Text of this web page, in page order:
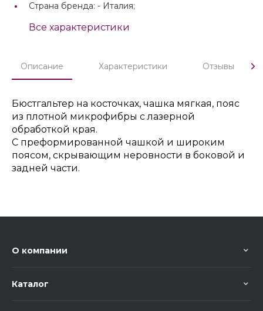
Страна бренда: - Италия;
Все характеристики
Описание Характеристики Отзывы
Бюстгальтер на косточках, чашка мягкая, пояс
из плотной микрофибры с лазерной
обработкой края.
С преформированной чашкой и широким
поясом, скрывающим неровности в боковой и
задней части.
О компании
Каталог